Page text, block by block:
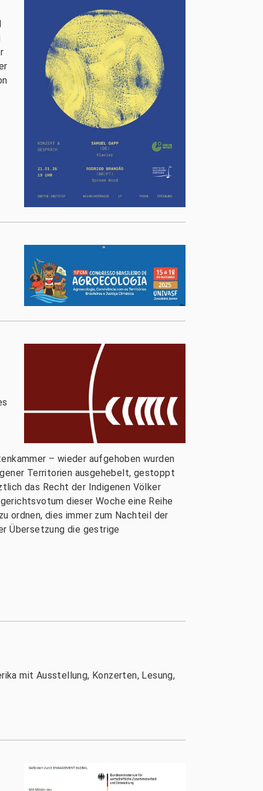
– wieder aufgehoben wurden
Territorien ausgehebelt, gestoppt
das Recht der Indigenen Völker
dieser Woche eine Reihe
ordnen, dies immer zum Nachteil der
Übersetzung die gestrige
mit Ausstellung, Konzerten, Lesung,